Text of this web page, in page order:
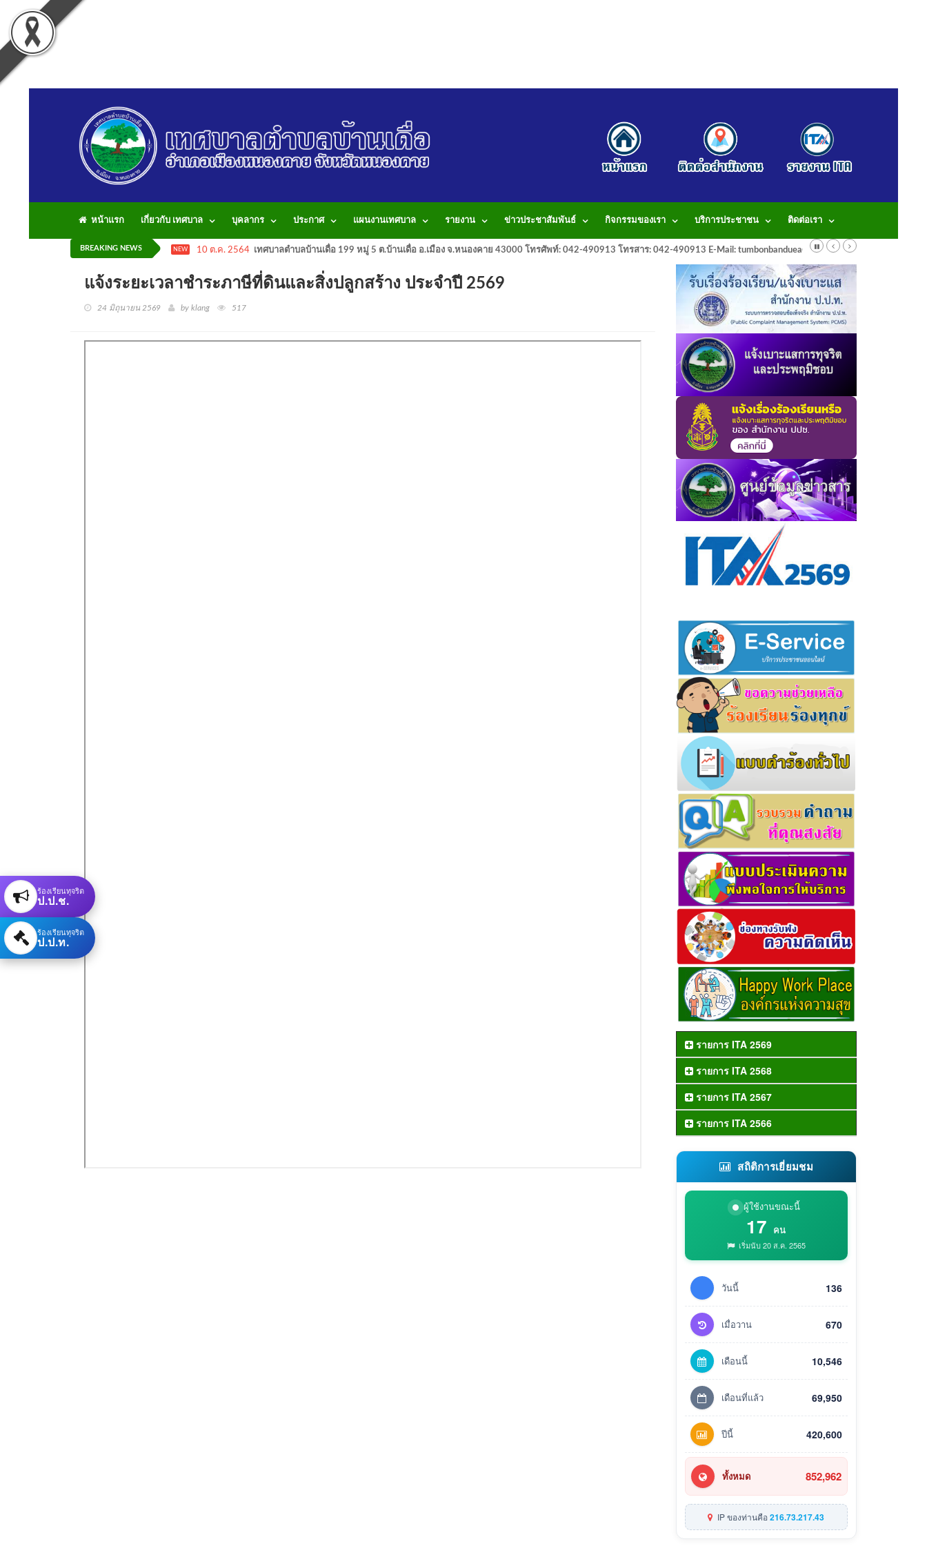
หน้าแรก เกี่ยวกับ เทศบาล บุคลากร ประกาศ แผนงานเทศบาล รายงาน ข่าวประชาสัมพันธ์ กิจกรรมของเรา บริการประชาชน ติดต่อเรา
BREAKING NEWS NEW 10 ต.ค. 2564 เทศบาลตำบลบ้านเดื่อ 199 หมู่ 5 ต.บ้านเดื่อ อ.เมือง จ.หนองคาย 43000 โทรศัพท์: 042-490913 โทรสาร: 042-490913 E-Mail: tumbonbanduea@gmail.com
แจ้งระยะเวลาชำระภาษีที่ดินและสิ่งปลูกสร้าง ประจำปี 2569
24 มิถุนายน 2569 by klang 517
รายการ ITA 2569
รายการ ITA 2568
รายการ ITA 2567
รายการ ITA 2566
สถิติการเยี่ยมชม
ผู้ใช้งานขณะนี้
17 คน
เริ่มนับ 20 ส.ค. 2565
วันนี้ 136
เมื่อวาน 670
เดือนนี้ 10,546
เดือนที่แล้ว 69,950
ปีนี้ 420,600
ทั้งหมด 852,962
IP ของท่านคือ216.73.217.43
ร้องเรียนทุจริต
ป.ป.ช.
ร้องเรียนทุจริต
ป.ป.ท.